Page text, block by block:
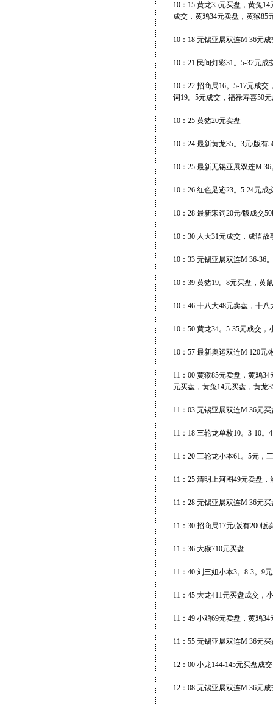
10：15 黄龙35元买盘，黄兔
成交，黄鸡34元卖盘，黄猴85
10：18 无锡亚展双连M 36元成
10：21 民间灯彩31。5-32元成
10：22 招商局16。5-17元成
词19。5元成交，福禄寿喜50
10：25 黄猪20元卖盘
10：24 最新黄龙35。3元/版有
10：25 最新无锡亚展双连M
10：26 红色足迹23。5-24元成
10：28 最新宋词20元/版成交
10：30 人大31元成交，成语故
10：33 无锡亚展双连M 36-36
10：39 黄猪19。8元买盘，黄
10：46 十八大48元卖盘，十
10：50 黄龙34。5-35元成交
10：57 最新奥运双连M 120元/
11：00 黄猴85元卖盘，黄鸡
元买盘，黄兔14元买盘，黄龙
11：03 无锡亚展双连M 36元
11：18 三轮龙单枚10。3-10。
11：20 三轮龙小本61。5元，
11：25 清明上河图49元卖盘
11：28 无锡亚展双连M 36元
11：30 招商局17元/版有200
11：36 大猴710元买盘
11：40 刘三姐小本3。8-3。9
11：45 大龙411元买盘成交，
11：49 小鸡69元卖盘，黄鸡34
11：55 无锡亚展双连M 36元
12：00 小龙144-145元买盘成交
12：08 无锡亚展双连M 36元成